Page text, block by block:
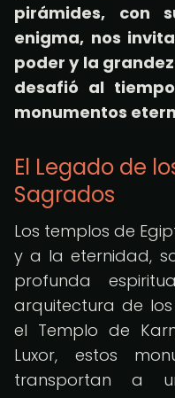
pirámides, con
enigma, nos
poder y la
desafió al
monumentos
El Legado de
Sagrados
Los templos de
y a la eternidad,
profunda
arquitectura de los
el Templo de
Luxor, estos
transportan a